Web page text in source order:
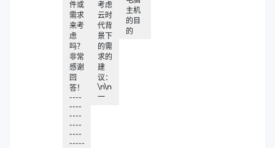
件或
需求
来考
虑
吗？
非常
感谢
回
答！
----
----
----
----
----
-----
考虑
云时
代背
景下
的需
求的
建
议：
\n\n
一
主机
的目
的